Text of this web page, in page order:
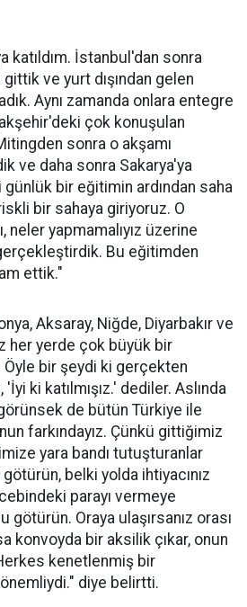
katıldım. İstanbul'dan sonra
gittik ve yurt dışından gelen
Aynı zamanda onlara entegre
çok konuşulan
sonra o akşamı
ve daha sonra Sakarya'ya
bir eğitimin ardından saha
bir sahaya giriyoruz. O
neler yapmamalıyız üzerine
Bu eğitimden
ettik."
Aksaray, Niğde, Diyarbakır ve
her yerde çok büyük bir
Öyle bir şeydi ki gerçekten
'İyi ki katılmışız.' dediler. Aslında
de bütün Türkiye ile
farkındayız. Çünkü gittiğimiz
yara bandı tutuşturanlar
belki yolda ihtiyacınız
parayı vermeye
götürün. Oraya ulaşırsanız orası
konvoyda bir aksilik çıkar, onun
kenetlenmiş bir
diye belirtti.